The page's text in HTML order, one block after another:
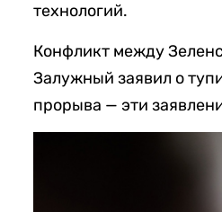
технологий.
Конфликт между
Залужный заявил о
прорыва — эти